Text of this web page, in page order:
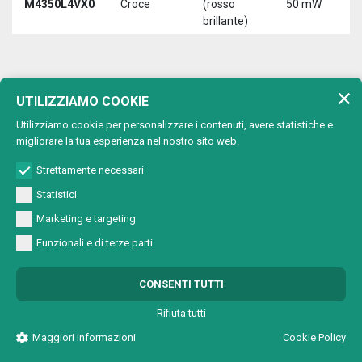
M4350L4VX0 Croce
(rosso
brillante)
50 mW
Lunghezza d'onda:650 nm (rosso)
Tipo di
proiezione
Lunghezza
M4501A2VC0 Cerchio
Linea
650 nm
(rosso)
M4501A2VX0 Croce 1 mW
UTILIZZIAMO COOKIE
Utilizziamo cookie per personalizzare i contenuti, avere statistiche e
migliorare la tua esperienza nel nostro sito web.
Strettamente necessari
Statistici
Marketing e targeting
Funzionali e di terze parti
CONSENTI TUTTI
Rifiuta tutti
Maggiori informazioni
Cookie Policy